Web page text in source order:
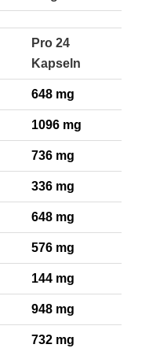
Pro 24
Kapseln
648 mg
1096 mg
736 mg
336 mg
648 mg
576 mg
144 mg
948 mg
732 mg